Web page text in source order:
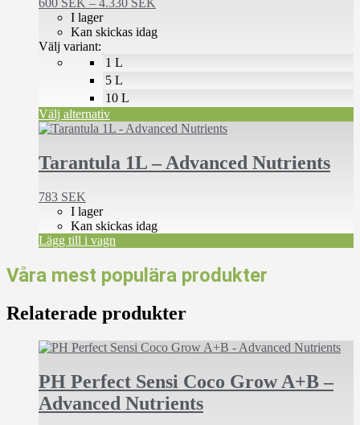
600 SEK – 4.330 SEK
till
1 L
5 L
10 L
I lager
Kan skickas idag
Välj variant:
Välj alternativ
varianter.
olika
alternativen
produktsidan
Tarantula 1L – Advanced Nutrients
783 SEK
I lager
Kan skickas idag
Lägg till i vagn
Våra mest populära produkter
Relaterade produkter
PH Perfect Sensi Coco Grow A+B –
Advanced Nutrients
Den
produkten
har
flera